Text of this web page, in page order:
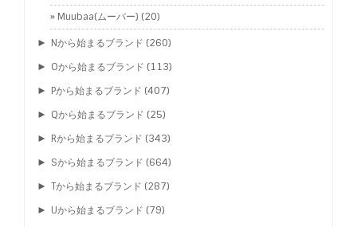
Muubaa(ムーバー) (20)
► Nから始まるブランド (260)
► Oから始まるブランド (113)
► Pから始まるブランド (407)
► Qから始まるブランド (25)
► Rから始まるブランド (343)
► Sから始まるブランド (664)
► Tから始まるブランド (287)
► Uから始まるブランド (79)